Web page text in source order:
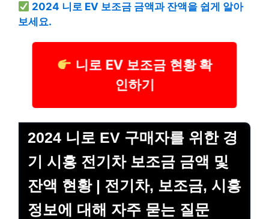
2024 니로 EV 보조금 금액과 잔액을 쉽게 알아
보세요.
니로 EV 보조금 현황 확
인하기
2024 니로 EV 구매자를 위한 경
기 시흥 전기차 보조금 금액 및
잔액 현황 | 전기차, 보조금, 시흥
정보에 대해 자주 묻는 질문